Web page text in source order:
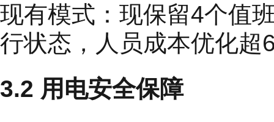
现有模式：现保留4个值
行状态，人员成本优化超
3.2 用电安全保障